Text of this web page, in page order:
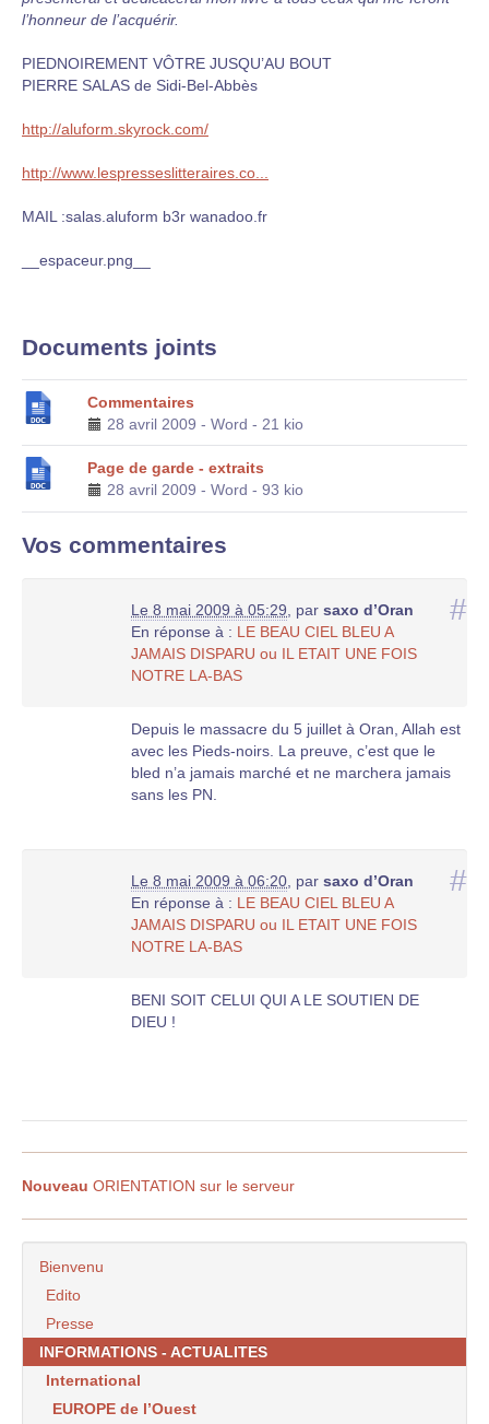
l’honneur de l’acquérir.
PIEDNOIREMENT VÔTRE JUSQU’AU BOUT
PIERRE SALAS de Sidi-Bel-Abbès
http://aluform.skyrock.com/
http://www.lespresseslitteraires.co...
MAIL :salas.aluform b3r wanadoo.fr
__espaceur.png__
Documents joints
Commentaires
28 avril 2009 - Word - 21 kio
Page de garde - extraits
28 avril 2009 - Word - 93 kio
Vos commentaires
#
Le 8 mai 2009 à 05:29 par saxo d’Oran
En réponse à : LE BEAU CIEL BLEU A
JAMAIS DISPARU ou IL ETAIT UNE FOIS
NOTRE LA-BAS
Depuis le massacre du 5 juillet à Oran, Allah est
avec les Pieds-noirs. La preuve, c’est que le
bled n’a jamais marché et ne marchera jamais
sans les PN.
#
Le 8 mai 2009 à 06:20 par saxo d’Oran
En réponse à : LE BEAU CIEL BLEU A
JAMAIS DISPARU ou IL ETAIT UNE FOIS
NOTRE LA-BAS
BENI SOIT CELUI QUI A LE SOUTIEN DE
DIEU !
Nouveau ORIENTATION sur le serveur
Bienvenu
Edito
Presse
INFORMATIONS - ACTUALITES
International
EUROPE de l’Ouest